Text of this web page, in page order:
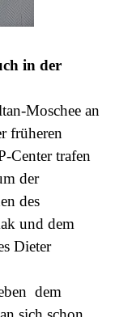
in der
Moschee an
früheren
Center trafen
der
des
und dem
Dieter
dem